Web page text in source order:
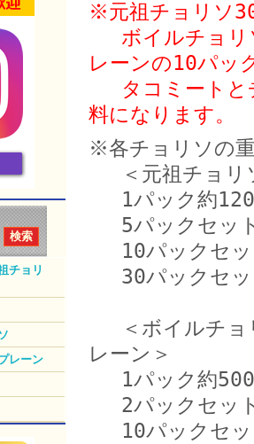
チョリ
レーン
※元祖チョリソ
ボイルチョリ
レーンの10パッ
タコミートと
料になります。
※各チョリソの
＜元祖チョリ
1パック約120
5パックセッ
10パックセッ
30パックセッ
＜ボイルチョ
レーン＞
1パック約500
2パックセッ
10パックセッ